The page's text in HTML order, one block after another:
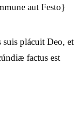
aut Festo}
suis plácuit Deo, et
factus est